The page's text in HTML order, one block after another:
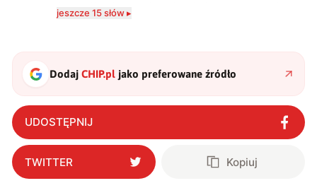
technologii a współczesną popkulturą. W wolnych
jeszcze 15 słów ▸
DodajCHIP.pl jako preferowane źródło
UDOSTĘPNIJ
TWITTER Kopiuj